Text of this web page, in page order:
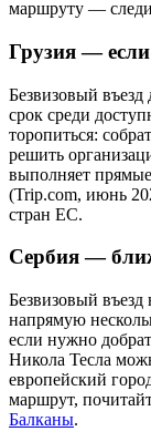
маршруту —
Грузия —
Безвизовый въезд
срок среди
торопиться:
решить
выполняет
(Trip.com, июнь
стран ЕС.
Сербия —
Безвизовый
напрямую
если нужно
Никола Тесла
европейский
маршрут,
Балканы.